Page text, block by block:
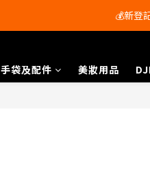
會員尊享
💰新登
手袋及配件 美妝用品